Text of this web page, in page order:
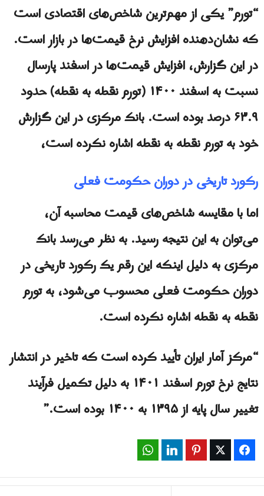
“تورم” یکی از مهم‌ترین شاخص‌های اقتصادی است
که نشان‌دهنده افزایش نرخ قیمت‌ها در بازار است.
در این گزارش، افزایش قیمت‌ها در اسفند پارسال
نسبت به اسفند ۱۴۰۰ (تورم نقطه به نقطه) حدود
۶۳.۹ درصد بوده است. بانک مرکزی در این گزارش
خود به تورم نقطه به نقطه اشاره نکرده است،
رکورد تاریخی در دوران حکومت فعلی
اما با مقایسه شاخص‌های قیمت محاسبه آن،
می‌توان به این نتیجه رسید. به نظر می‌رسد بانک
مرکزی به دلیل اینکه این رقم یک رکورد تاریخی در
دوران حکومت فعلی محسوب می‌شود، به تورم
نقطه به نقطه اشاره نکرده است.
“مرکز آمار ایران تأیید کرده است که تاخیر در انتشار
نتایج نرخ تورم اسفند ۱۴۰۱ به دلیل تکمیل فرآیند
تغییر سال پایه از ۱۳۹۵ به ۱۴۰۰ بوده است.”
Facebook
Twitter
Pinterest
LinkedIn